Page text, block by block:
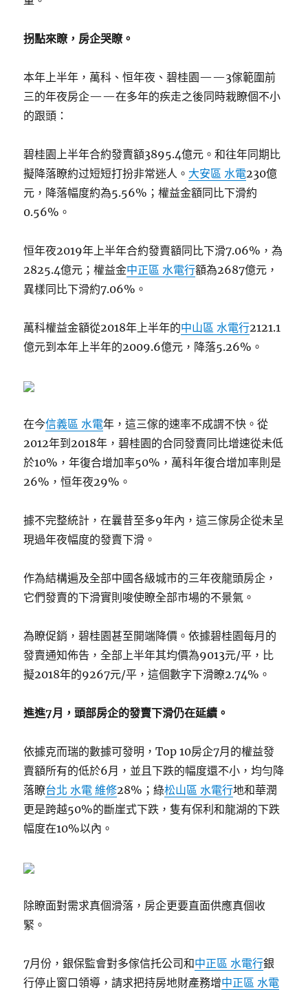
拐點來瞭，房企哭瞭。
本年上半年，萬科、恒年夜、碧桂園——3傢範圍前
三的年夜房企——在多年的疾走之後同時栽瞭個不小
的跟頭：
碧桂園上半年合約發賣額3895.4億元。和往年同期比
擬降落瞭約过短短打扮非常迷人。 大安區 水電230億
元，降落幅度約為5.56%；權益金額同比下滑約
0.56%。
恒年夜2019年上半年合約發賣額同比下滑7.06%，為
2825.4億元；權益金中正區 水電行額為2687億元，
異樣同比下滑約7.06%。
萬科權益金額從2018年上半年的中山區 水電行2121.1
億元到本年上半年的2009.6億元，降落5.26%。
在今信義區 水電年，這三傢的速率不成謂不快。從
2012年到2018年，碧桂園的合同發賣同比增速從未低
於10%，年復合增加率50%，萬科年復合增加率則是
26%，恒年夜29%。
據不完整統計，在曩昔至多9年內，這三傢房企從未呈
現過年夜幅度的發賣下滑。
作為結構遍及全部中國各級城市的三年夜龍頭房企，
它們發賣的下滑實則唆使瞭全部市場的不景氣。
為瞭促銷，碧桂園甚至開端降價。依據碧桂園每月的
發賣通知佈告，全部上半年其均價為9013元/平，比
擬2018年的9267元/平，這個數字下滑瞭2.74%。
進進7月，頭部房企的發賣下滑仍在延續。
依據克而瑞的數據可發明，Top 10房企7月的權益發
賣額所有的低於6月，並且下跌的幅度還不小，均勻降
落瞭台北 水電 維修28%；綠松山區 水電行地和華潤
更是跨越50%的斷崖式下跌，隻有保利和龍湖的下跌
幅度在10%以內。
除瞭面對需求真個滑落，房企更要直面供應真個收
緊。
7月份，銀保監會對多傢信托公司和中正區 水電行銀
行停止窗口領導，請求把持房地財產務增中正區 水電